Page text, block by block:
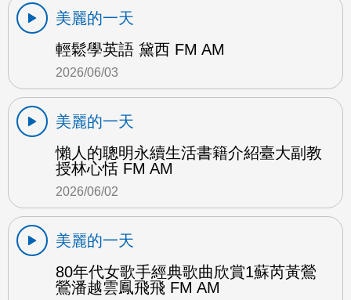
美麗的一天
輕鬆學英語 黛西 FM AM
2026/06/03
美麗的一天
懶人的聰明永續生活書籍介紹臺大副教
授林心恬 FM AM
2026/06/02
美麗的一天
80年代女歌手經典歌曲欣賞1蘇芮黃鶯
鶯潘越雲鳳飛飛 FM AM